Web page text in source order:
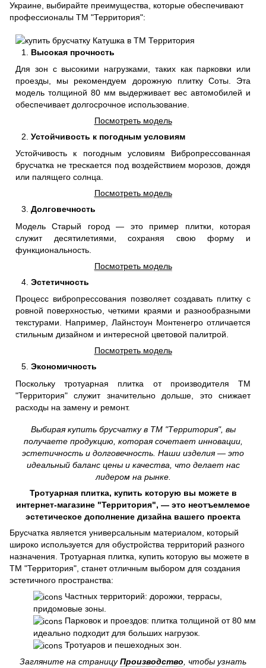
Украине, выбирайте преимущества, которые обеспечивают
профессионалы ТМ "Территория":
Высокая прочность
Для зон с высокими нагрузками, таких как парковки или
проезды, мы рекомендуем дорожную плитку Соты. Эта
модель толщиной 80 мм выдерживает вес автомобилей и
обеспечивает долгосрочное использование.
Посмотреть модель
Устойчивость к погодным условиям
Устойчивость к погодным условиям Вибропрессованная
брусчатка не трескается под воздействием морозов, дождя
или палящего солнца.
Посмотреть модель
Долговечность
Модель Старый город — это пример плитки, которая
служит десятилетиями, сохраняя свою форму и
функциональность.
Посмотреть модель
Эстетичность
Процесс вибропрессования позволяет создавать плитку с
ровной поверхностью, четкими краями и разнообразными
текстурами. Например, Лайнстоун Монтенегро отличается
стильным дизайном и интересной цветовой палитрой.
Посмотреть модель
Экономичность
Поскольку тротуарная плитка от производителя ТМ
"Территория" служит значительно дольше, это снижает
расходы на замену и ремонт.
Выбирая купить брусчатку в ТМ "Территория", вы
получаете продукцию, которая сочетает инновации,
эстетичность и долговечность. Наши изделия — это
идеальный баланс цены и качества, что делает нас
лидером на рынке.
Тротуарная плитка, купить которую вы можете в
интернет-магазине "Территория", — это неотъемлемое
эстетическое дополнение дизайна вашего проекта
Брусчатка является универсальным материалом, который
широко используется для обустройства территорий разного
назначения. Тротуарная плитка, купить которую вы можете в
ТМ "Территория", станет отличным выбором для создания
эстетичного пространства:
Частных территорий: дорожки, террасы,
придомовые зоны.
Парковок и проездов: плитка толщиной от 80 мм
идеально подходит для больших нагрузок.
Тротуаров и пешеходных зон.
Загляните на страницуПроизводство, чтобы узнать